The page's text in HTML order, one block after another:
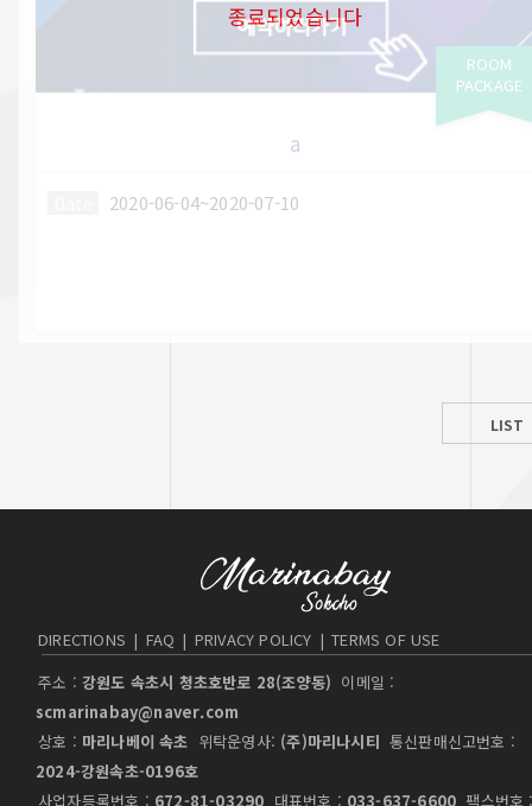
ROOM
PACKAGE
종료되었습니다
a
2020-06-04~2020-07-10
LIST
DIRECTIONS | FAQ | PRIVACY POLICY | TERMS OF USE
주소 : 강원도 속초시 청초호반로 28(조양동) 이메일 :
scmarinabay@naver.com
상호 : 마리나베이 속초 위탁운영사: (주)마리나시티 통신판매신고번호 :
2024-강원속초-0196호
사업자등록번호 : 672-81-03290 대표번호 : 033-637-6600 팩스번호